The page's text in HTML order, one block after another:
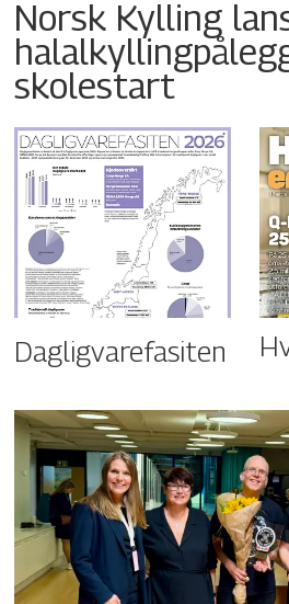
Norsk Kylling
skolestart
Dagligvarefasiten